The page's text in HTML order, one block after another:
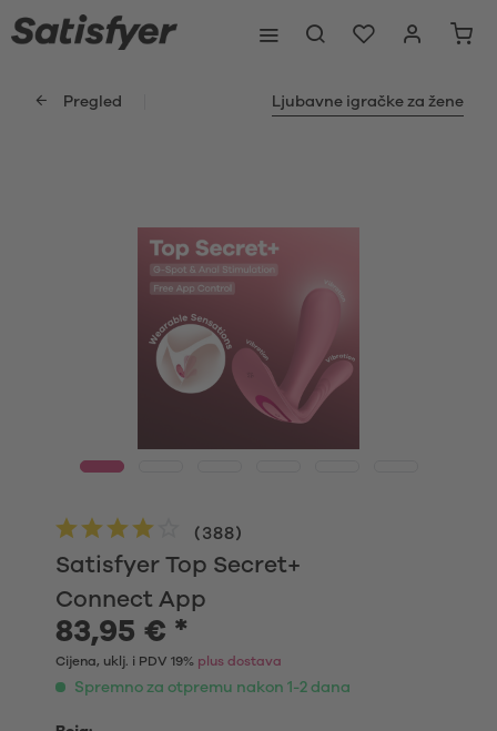
Pregled Ljubavne igračke za žene
Satisfyer Top Secret+
Connect App
(388)
83,95 € *
Cijena, uklj. i PDV 19% plus dostava
Spremno za otpremu nakon 1-2 dana